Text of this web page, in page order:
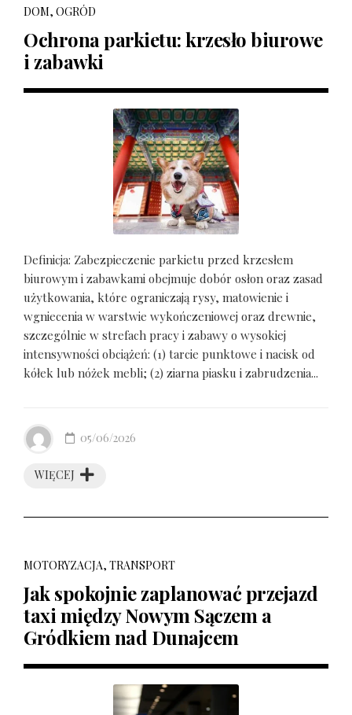
DOM, OGRÓD
Ochrona parkietu: krzesło biurowe
i zabawki
Definicja: Zabezpieczenie parkietu przed krzesłem
biurowym i zabawkami obejmuje dobór osłon oraz zasad
użytkowania, które ograniczają rysy, matowienie i
wgniecenia w warstwie wykończeniowej oraz drewnie,
szczególnie w strefach pracy i zabawy o wysokiej
intensywności obciążeń: (1) tarcie punktowe i nacisk od
kółek lub nóżek mebli; (2) ziarna piasku i zabrudzenia...
WIĘCEJ
05/06/2026
MOTORYZACJA, TRANSPORT
Jak spokojnie zaplanować przejazd
taxi między Nowym Sączem a
Gródkiem nad Dunajcem